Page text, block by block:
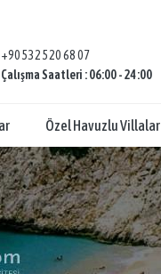
+90 532 520 68 07
Çalışma Saatleri : 06:00 - 24:00
Özel Havuzlu Villalar